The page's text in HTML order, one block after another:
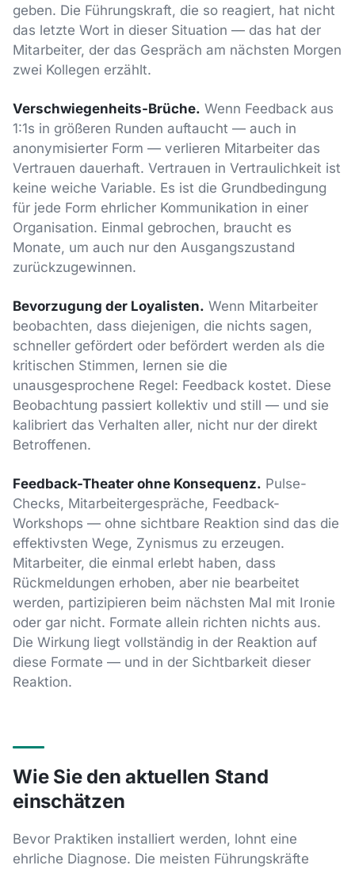
geben. Die Führungskraft, die so reagiert, hat nicht
das letzte Wort in dieser Situation — das hat der
Mitarbeiter, der das Gespräch am nächsten Morgen
zwei Kollegen erzählt.
Verschwiegenheits-Brüche. Wenn Feedback aus
1:1s in größeren Runden auftaucht — auch in
anonymisierter Form — verlieren Mitarbeiter das
Vertrauen dauerhaft. Vertrauen in Vertraulichkeit ist
keine weiche Variable. Es ist die Grundbedingung
für jede Form ehrlicher Kommunikation in einer
Organisation. Einmal gebrochen, braucht es
Monate, um auch nur den Ausgangszustand
zurückzugewinnen.
Bevorzugung der Loyalisten. Wenn Mitarbeiter
beobachten, dass diejenigen, die nichts sagen,
schneller gefördert oder befördert werden als die
kritischen Stimmen, lernen sie die
unausgesprochene Regel: Feedback kostet. Diese
Beobachtung passiert kollektiv und still — und sie
kalibriert das Verhalten aller, nicht nur der direkt
Betroffenen.
Feedback-Theater ohne Konsequenz. Pulse-
Checks, Mitarbeitergespräche, Feedback-
Workshops — ohne sichtbare Reaktion sind das die
effektivsten Wege, Zynismus zu erzeugen.
Mitarbeiter, die einmal erlebt haben, dass
Rückmeldungen erhoben, aber nie bearbeitet
werden, partizipieren beim nächsten Mal mit Ironie
oder gar nicht. Formate allein richten nichts aus.
Die Wirkung liegt vollständig in der Reaktion auf
diese Formate — und in der Sichtbarkeit dieser
Reaktion.
Wie Sie den aktuellen Stand
einschätzen
Bevor Praktiken installiert werden, lohnt eine
ehrliche Diagnose. Die meisten Führungskräfte